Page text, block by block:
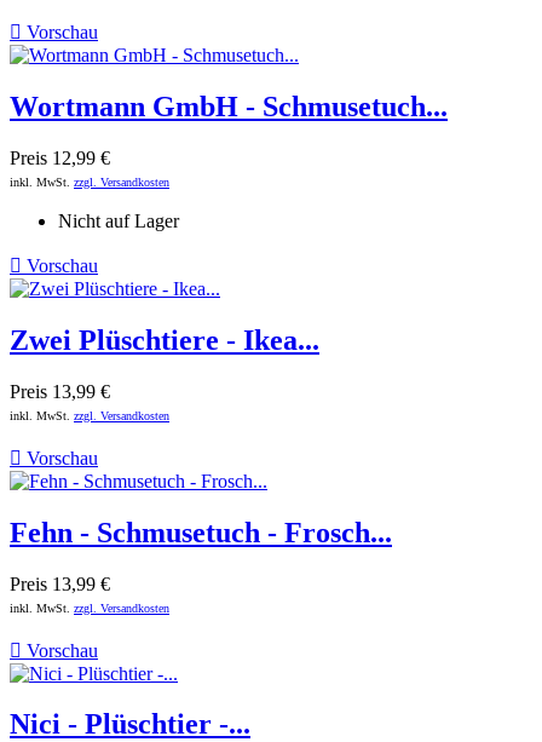
 Vorschau
Wortmann GmbH - Schmusetuch...
Preis 12,99 €
inkl. MwSt. zzgl. Versandkosten
Nicht auf Lager
 Vorschau
Zwei Plüschtiere - Ikea...
Preis 13,99 €
inkl. MwSt. zzgl. Versandkosten
 Vorschau
Fehn - Schmusetuch - Frosch...
Preis 13,99 €
inkl. MwSt. zzgl. Versandkosten
 Vorschau
Nici - Plüschtier -...